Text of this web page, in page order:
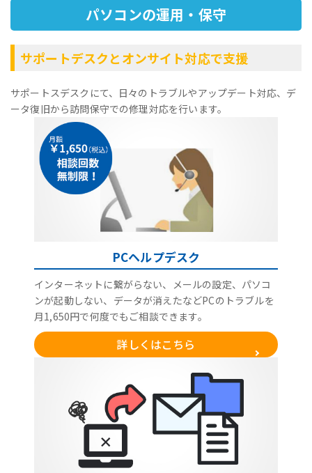
パソコンの運用・保守
サポートデスクとオンサイト対応で支援
サポートスデスクにて、日々のトラブルやアップデート対応、デ
ータ復旧から訪問保守での修理対応を行います。
PCヘルプデスク
インターネットに繋がらない、メールの設定、パソコ
ンが起動しない、データが消えたなどPCのトラブルを
月1,650円で何度でもご相談できます。
詳しくはこちら